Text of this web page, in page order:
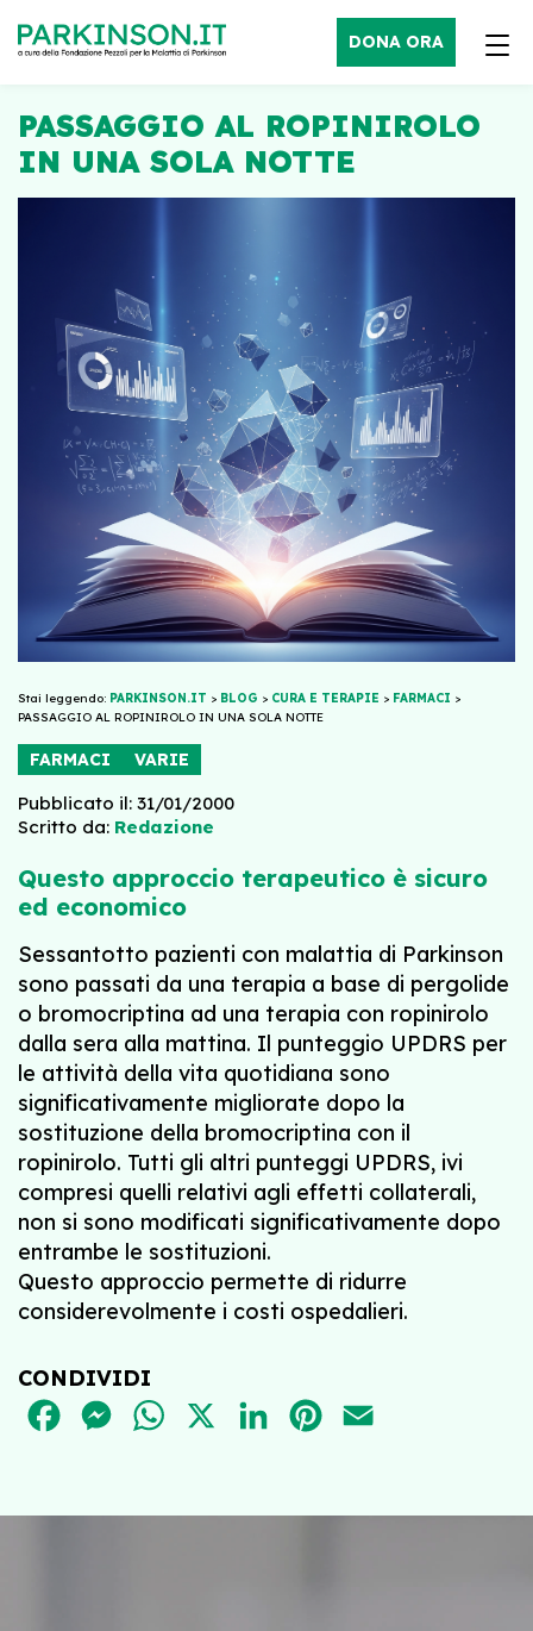
DONA ORA
PASSAGGIO AL ROPINIROLO
IN UNA SOLA NOTTE
Stai leggendo: PARKINSON.IT > BLOG > CURA E TERAPIE > FARMACI >
PASSAGGIO AL ROPINIROLO IN UNA SOLA NOTTE
FARMACI VARIE
Pubblicato il: 31/01/2000
Scritto da: Redazione
Questo approccio terapeutico è sicuro
ed economico
Sessantotto pazienti con malattia di Parkinson
sono passati da una terapia a base di pergolide
o bromocriptina ad una terapia con ropinirolo
dalla sera alla mattina. Il punteggio UPDRS per
le attività della vita quotidiana sono
significativamente migliorate dopo la
sostituzione della bromocriptina con il
ropinirolo. Tutti gli altri punteggi UPDRS, ivi
compresi quelli relativi agli effetti collaterali,
non si sono modificati significativamente dopo
entrambe le sostituzioni.
Questo approccio permette di ridurre
considerevolmente i costi ospedalieri.
CONDIVIDI
FACEBOOKMESSENGER
WHATSAPPLINKEDINPINTEREST